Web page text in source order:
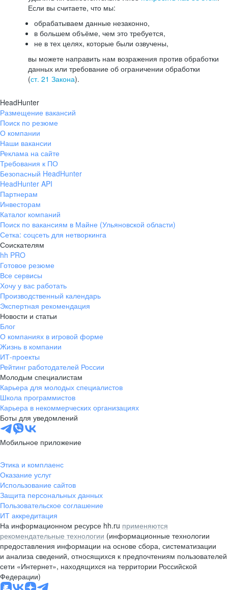
Если вы считаете, что мы:
обрабатываем данные незаконно,
в большем объёме, чем это требуется,
не в тех целях, которые были озвучены,
вы можете направить нам возражения против обработки
данных или требование об ограничении обработки
(ст. 21 Закона).
HeadHunter
Размещение вакансий
Поиск по резюме
О компании
Наши вакансии
Реклама на сайте
Требования к ПО
Безопасный HeadHunter
HeadHunter API
Партнерам
Инвесторам
Каталог компаний
Поиск по вакансиям в Майне (Ульяновской области)
Сетка: соцсеть для нетворкинга
Соискателям
hh PRO
Готовое резюме
Все сервисы
Хочу у вас работать
Производственный календарь
Экспертная рекомендация
Новости и статьи
Блог
О компаниях в игровой форме
Жизнь в компании
ИТ-проекты
Рейтинг работодателей России
Молодым специалистам
Карьера для молодых специалистов
Школа программистов
Карьера в некоммерческих организациях
Боты для уведомлений
Мобильное приложение
Этика и комплаенс
Оказание услуг
Использование сайтов
Защита персональных данных
Пользовательское соглашение
ИТ аккредитация
На информационном ресурсе hh.ru применяются
рекомендательные технологии (информационные технологии
предоставления информации на основе сбора, систематизации
и анализа сведений, относящихся к предпочтениям пользователей
сети «Интернет», находящихся на территории Российской
Федерации)